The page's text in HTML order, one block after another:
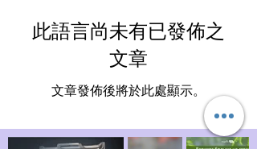
此語言尚未有已發佈之
文章
文章發佈後將於此處顯示。